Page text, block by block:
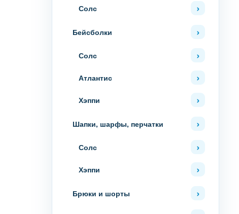
Солс
Бейсболки
Солс
Атлантис
Хэппи
Шапки, шарфы, перчатки
Солс
Хэппи
Брюки и шорты